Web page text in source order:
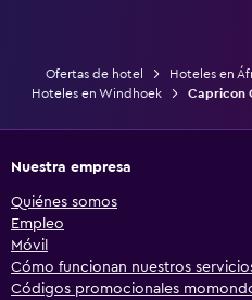
Ofertas de hotel Hoteles en
Hoteles en Windhoek
Capricon
Nuestra empresa
Quiénes somos
Empleo
Móvil
Cómo funcionan nuestros
Códigos promocionales